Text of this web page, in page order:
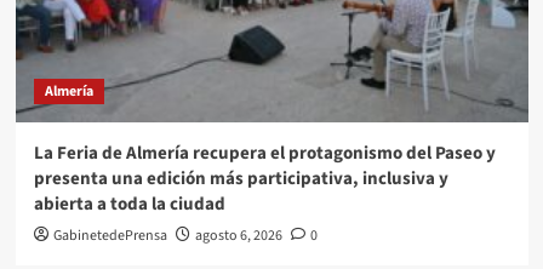
Almería
La Feria de Almería recupera el protagonismo del Paseo y
presenta una edición más participativa, inclusiva y
abierta a toda la ciudad
GabinetedePrensa agosto 6, 2026 0